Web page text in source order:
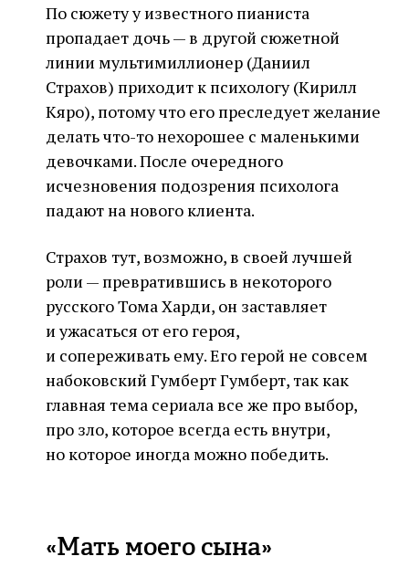
По сюжету у известного пианиста
пропадает дочь — в другой сюжетной
линии мультимиллионер (Даниил
Страхов) приходит к психологу (Кирилл
Кяро), потому что его преследует желание
делать что-то нехорошее с маленькими
девочками. После очередного
исчезновения подозрения психолога
падают на нового клиента.
Страхов тут, возможно, в своей лучшей
роли — превратившись в некоторого
русского Тома Харди, он заставляет
и ужасаться от его героя,
и сопереживать ему. Его герой не совсем
набоковский Гумберт Гумберт, так как
главная тема сериала все же про выбор,
про зло, которое всегда есть внутри,
но которое иногда можно победить.
«Мать моего сына»